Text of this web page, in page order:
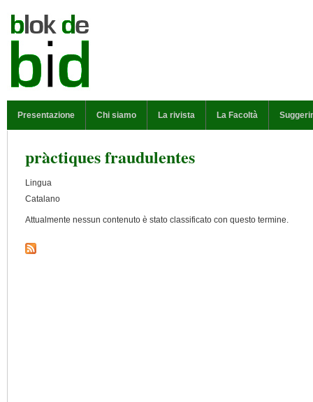
Presentazione Chi siamo La rivista La Facoltà
pràctiques fraudulentes
Lingua
Catalano
Attualmente nessun contenuto è stato classificato con questo termine.